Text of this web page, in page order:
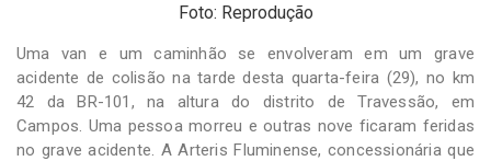
Foto: Reprodução
Uma van e um caminhão se envolveram em um grave
acidente de colisão na tarde desta quarta-feira (29), no km
42 da BR-101, na altura do distrito de Travessão, em
Campos. Uma pessoa morreu e outras nove ficaram feridas
no grave acidente. A Arteris Fluminense, concessionária que